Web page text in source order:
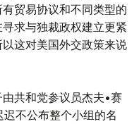
贸易协议和不同类型的
求与独裁政权建立更紧
这对美国外交政策来说
共和党参议员杰夫•赛
不公布整个小组的名